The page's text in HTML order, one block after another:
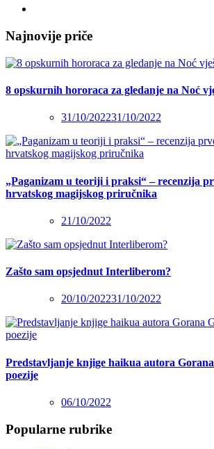
Najnovije priče
8 opskurnih hororaca za gledanje na Noć
31/10/202231/10/2022
„Paganizam u teoriji i praksi“ – recenzija
hrvatskog magijskog priručnika
21/10/2022
Zašto sam opsjednut Interliberom?
20/10/202231/10/2022
Predstavljanje knjige haikua autora
poezije
06/10/2022
Popularne rubrike